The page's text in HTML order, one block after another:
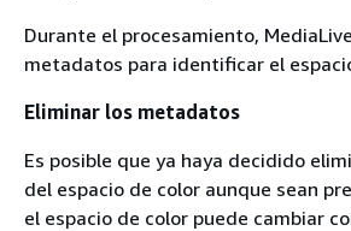
Durante el procesamiento,
metadatos para identificar el
Eliminar los metadatos
Es posible que ya haya decidido
del espacio de color aunque sean
el espacio de color puede cambiar